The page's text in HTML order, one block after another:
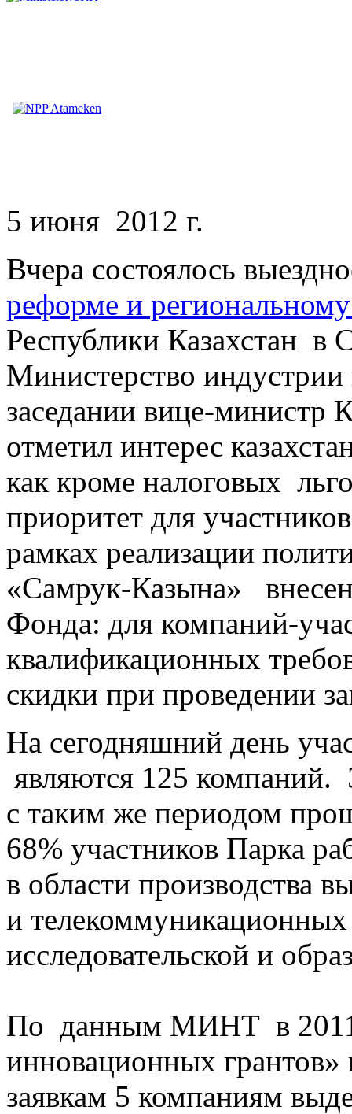
5 июня 2012 г.
Вчера состоялось
реформе и
Республики Казахстан в
Министерство индустрии
заседании вице-
отметил интерес
как кроме налоговых
приоритет для
рамках реализации
«Самрук-Казына»
Фонда: для компаний-
квалификационных
скидки при проведении
На сегодняшний день
являются 125 компаний.
с таким же периодом
68% участников Парка
в области производства
и
исследовательской и
По данным МИНТ в 2011
инновационных
заявкам 5 компаниям